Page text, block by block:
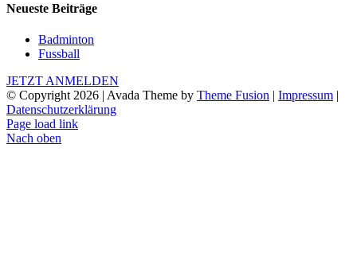
Neueste Beiträge
Badminton
Fussball
JETZT ANMELDEN
© Copyright 2026 | Avada Theme by Theme Fusion | Impressum |
Datenschutzerklärung
Page load link
Nach oben